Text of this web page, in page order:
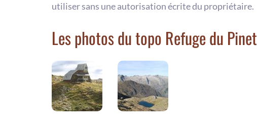
utiliser sans une autorisation écrite du propriétaire.
Les photos du topo Refuge du Pinet